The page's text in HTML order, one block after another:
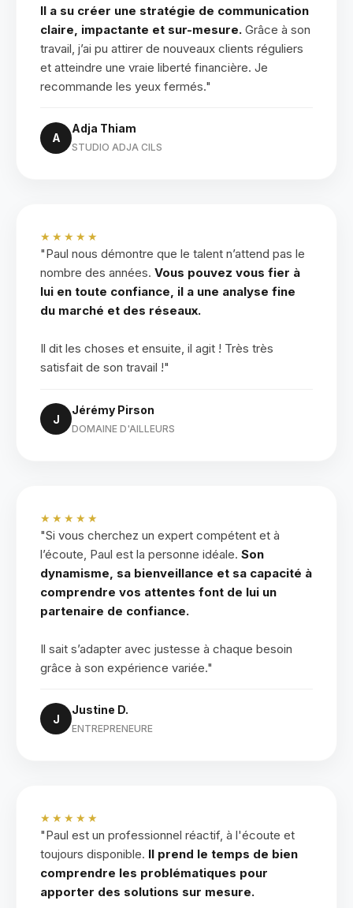
Il a su créer une stratégie de communication
claire, impactante et sur-mesure. Grâce à son
travail, j’ai pu attirer de nouveaux clients réguliers
et atteindre une vraie liberté financière. Je
recommande les yeux fermés."
A
Adja Thiam
STUDIO ADJA CILS
★★★★★
"Paul nous démontre que le talent n’attend pas le
nombre des années. Vous pouvez vous fier à
lui en toute confiance, il a une analyse fine
du marché et des réseaux.
Il dit les choses et ensuite, il agit ! Très très
satisfait de son travail !"
J
Jérémy Pirson
DOMAINE D'AILLEURS
★★★★★
"Si vous cherchez un expert compétent et à
l’écoute, Paul est la personne idéale. Son
dynamisme, sa bienveillance et sa capacité à
comprendre vos attentes font de lui un
partenaire de confiance.
Il sait s’adapter avec justesse à chaque besoin
grâce à son expérience variée."
J
Justine D.
ENTREPRENEURE
★★★★★
"Paul est un professionnel réactif, à l'écoute et
toujours disponible. Il prend le temps de bien
comprendre les problématiques pour
apporter des solutions sur mesure.